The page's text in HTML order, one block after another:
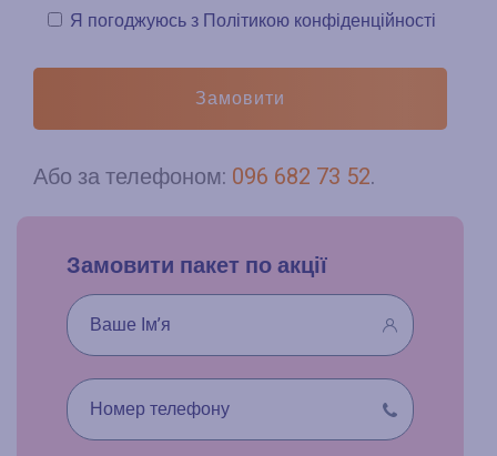
Я погоджуюсь з Політикою конфіденційності
Замовити
Або за телефоном: 096 682 73 52.
Замовити пакет по акції